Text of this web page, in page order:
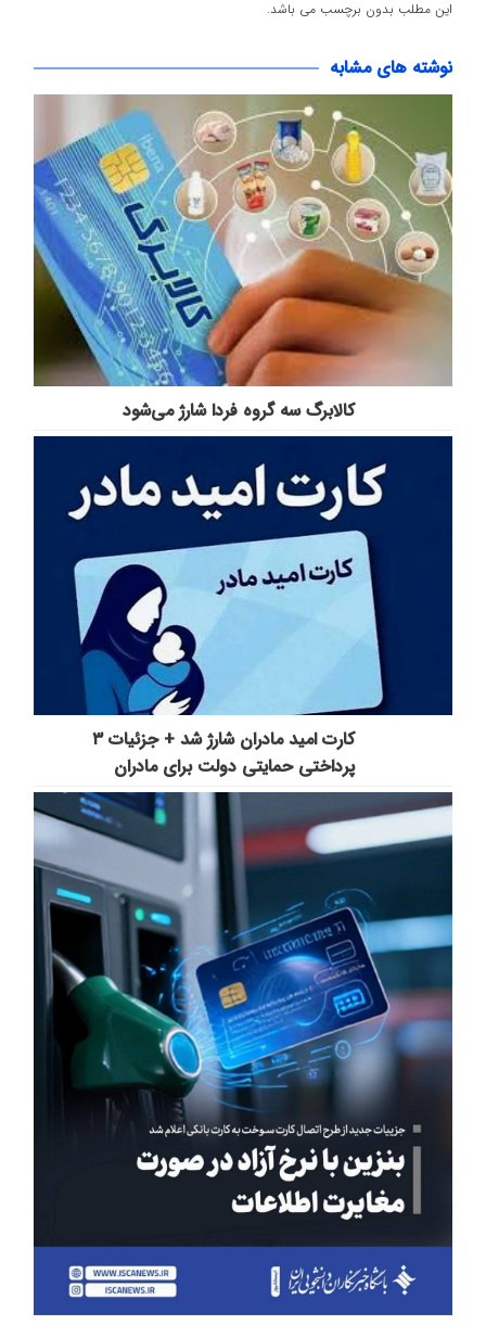
این مطلب بدون برچسب می باشد.
نوشته های مشابه
️کالابرگ سه گروه فردا شارژ می‌شود
کارت امید مادران شارژ شد + جزئیات ۳
پرداختی حمایتی دولت برای مادران